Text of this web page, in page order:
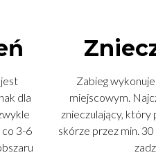
dla
3-6
Zabieg
miejscowym.
znieczulający, który
skórze przez min.